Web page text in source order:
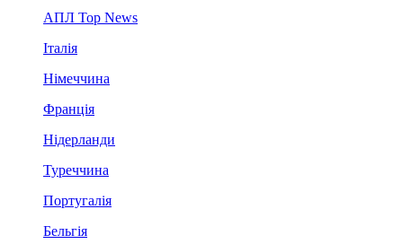
АПЛ Top News
Італія
Німеччина
Франція
Нідерланди
Туреччина
Португалія
Бельгія